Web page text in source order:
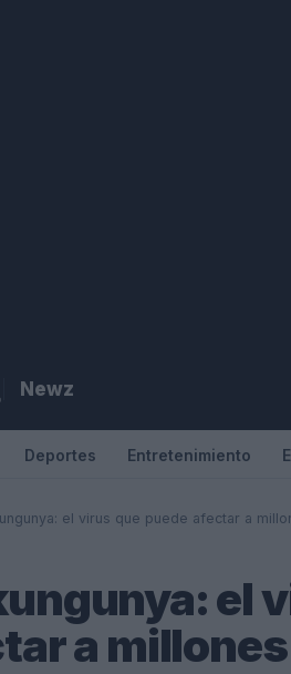
Newz
Deportes Entretenimiento
el virus que puede afectar a
el
a millones